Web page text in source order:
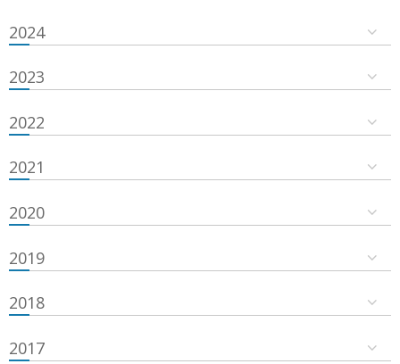
2024
2023
2022
2021
2020
2019
2018
2017